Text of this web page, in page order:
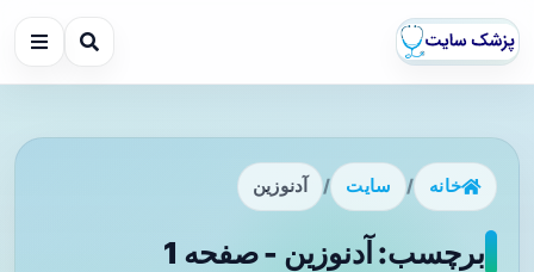
خانه / سایت / آدنوزین
برچسب: آدنوزین - صفحه 1